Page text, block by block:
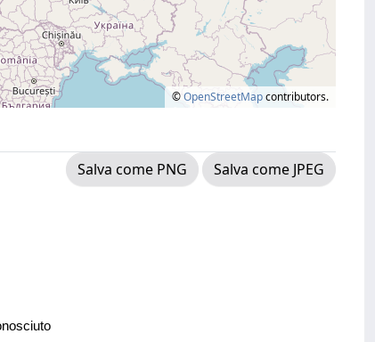
©OpenStreetMapcontributors.
Salva come PNG
Salva come JPEG